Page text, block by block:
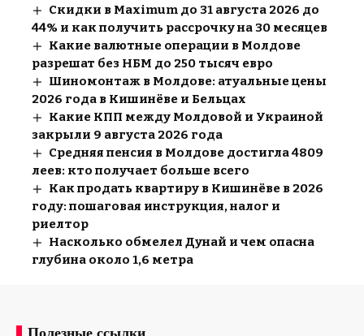
Скидки в Maximum до 31 августа 2026 до
44% и как получить рассрочку на 30 месяцев
Какие валютные операции в Молдове
разрешат без НБМ до 250 тысяч евро
Шиномонтаж в Молдове: атуальные цены
2026 года в Кишинёве и Бельцах
Какие КПП между Молдовой и Украиной
закрыли 9 августа 2026 года
Средняя пенсия в Молдове достигла 4809
леев: кто получает больше всего
Как продать квартиру в Кишинёве в 2026
году: пошаговая инструкция, налог и
риелтор
Насколько обмелел Дунай и чем опасна
глубина около 1,6 метра
Полезные ссылки